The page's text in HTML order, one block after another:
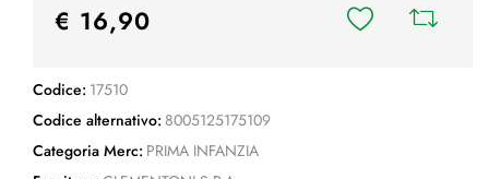
€ 16,90
Codice: 17510
Codice alternativo: 8005125175109
Categoria Merc: PRIMA INFANZIA